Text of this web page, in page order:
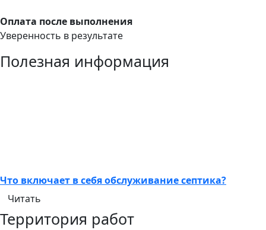
Оплата после выполнения
Уверенность в результате
Полезная информация
Что включает в себя обслуживание септика?
Читать
Территория работ